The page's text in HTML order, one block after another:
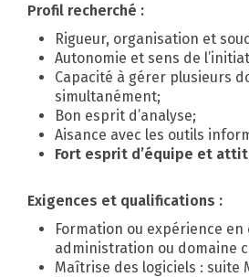
Profil recherché :
Rigueur, organisation et
Autonomie et sens de
Capacité à gérer plusieurs
simultanément;
Bon esprit d’analyse;
Aisance avec les outils
Fort esprit d’équipe et
Exigences et qualifications :
Formation ou expérience
administration ou domaine
Maîtrise des logiciels : suite